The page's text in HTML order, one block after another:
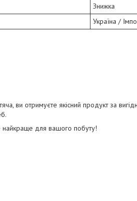
Знижка
Україна /
ви отримуєте якісний продукт за
найкраще для вашого побуту!